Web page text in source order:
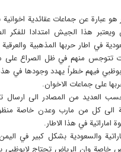
عبارة عن جماعات عقائدية اخوانية
هذا الجيش امتدادا للفكر
في اطار حربها المذهبية والعرقية
تتوجس منهم في ظل الصراع على
فيهم خطراً يهدد وجودها في
على جماعات الاخوان.
العديد من المصادر الى ارسال
الى كل من مارب وعدن خاصة
اماراتية في هذا الاطار.
والسعودية بشكل كبير في
خاصة وان الرياض تحتاج لابوظبي